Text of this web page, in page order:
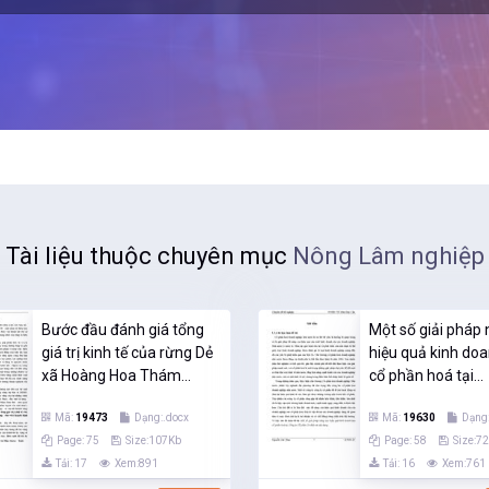
Tài liệu thuộc chuyên mục Nông Lâm nghiệp
Bước đầu đánh giá tổng
giá trị kinh tế của rừng Dẻ
xã Hoàng Hoa Thám...
Mã: 19473
Dạng:.docx
Page: 75
Size:107Kb
Tải: 17
Xem:891
Một số giải pháp
hiệu quả kinh
cổ phần hoá tại...
Mã: 19630
Page: 58
Tải: 16
Xem:761